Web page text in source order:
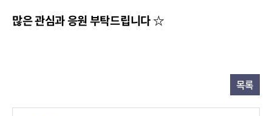
많은 관심과 응원 부탁드립니다☆
목록